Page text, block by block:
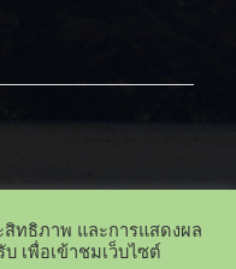
สิทธิภาพ และการแสดงผล
เพื่อเข้าชมเว็บไซต์